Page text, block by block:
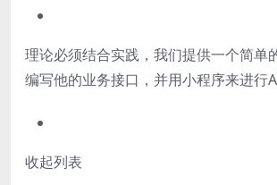
理论必须结合实践，我们提供一个简单
编写他的业务接口，并用小程序来进行
收起列表